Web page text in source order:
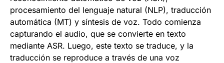
procesamiento del lenguaje natural (NLP), traducción
automática (MT) y síntesis de voz. Todo comienza
capturando el audio, que se convierte en texto
mediante ASR. Luego, este texto se traduce, y la
traducción se reproduce a través de una voz